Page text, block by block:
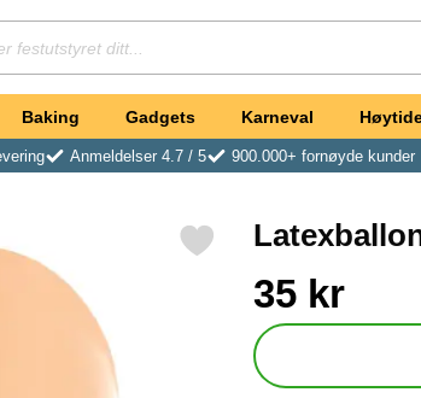
Baking Gadgets Karneval
Anmeldelser 4.7 / 5
900.000+ fornøyde kunder
Merk latexballonger Pastell Mix som favoritt
pris
35 kr